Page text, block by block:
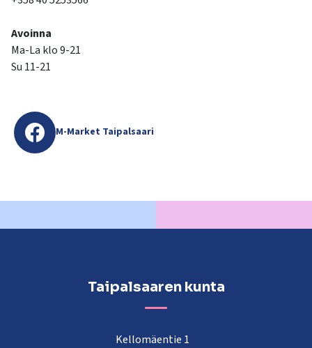
Avoinna
Ma-La klo 9-21
Su 11-21
M-Market Taipalsaari
Taipalsaaren kunta
Kellomäentie 1